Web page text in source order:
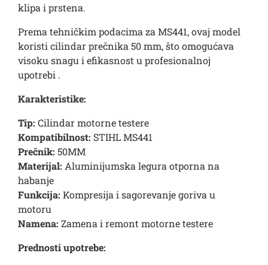
klipa i prstena.
Prema tehničkim podacima za MS441, ovaj model
koristi cilindar prečnika 50 mm, što omogućava
visoku snagu i efikasnost u profesionalnoj
upotrebi .
Karakteristike:
Tip: Cilindar motorne testere
Kompatibilnost: STIHL MS441
Prečnik: 50MM
Materijal: Aluminijumska legura otporna na
habanje
Funkcija: Kompresija i sagorevanje goriva u
motoru
Namena: Zamena i remont motorne testere
Prednosti upotrebe: